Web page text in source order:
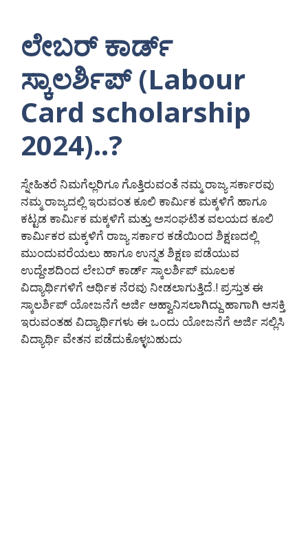
ಲೇಬರ್ ಕಾರ್ಡ್
ಸ್ಕಾಲರ್ಶಿಪ್ (Labour
Card scholarship
2024)..?
ಸ್ನೇಹಿತರೆ ನಿಮಗೆಲ್ಲರಿಗೂ ಗೊತ್ತಿರುವಂತೆ ನಮ್ಮ ರಾಜ್ಯ ಸರ್ಕಾರವು
ನಮ್ಮ ರಾಜ್ಯದಲ್ಲಿ ಇರುವಂತ ಕೂಲಿ ಕಾರ್ಮಿಕ ಮಕ್ಕಳಿಗೆ ಹಾಗೂ
ಕಟ್ಟಡ ಕಾರ್ಮಿಕ ಮಕ್ಕಳಿಗೆ ಮತ್ತು ಅಸಂಘಟಿತ ವಲಯದ ಕೂಲಿ
ಕಾರ್ಮಿಕರ ಮಕ್ಕಳಿಗೆ ರಾಜ್ಯ ಸರ್ಕಾರ ಕಡೆಯಿಂದ ಶಿಕ್ಷಣದಲ್ಲಿ
ಮುಂದುವರೆಯಲು ಹಾಗೂ ಉನ್ನತ ಶಿಕ್ಷಣ ಪಡೆಯುವ
ಉದ್ದೇಶದಿಂದ ಲೇಬರ್ ಕಾರ್ಡ್ ಸ್ಕಾಲರ್ಶಿಪ್ ಮೂಲಕ
ವಿದ್ಯಾರ್ಥಿಗಳಿಗೆ ಆರ್ಥಿಕ ನೆರವು ನೀಡಲಾಗುತ್ತಿದೆ.! ಪ್ರಸ್ತುತ ಈ
ಸ್ಕಾಲರ್ಶಿಪ್ ಯೋಜನೆಗೆ ಅರ್ಜಿ ಆಹ್ವಾನಿಸಲಾಗಿದ್ದು ಹಾಗಾಗಿ ಆಸಕ್ತಿ
ಇರುವಂತಹ ವಿದ್ಯಾರ್ಥಿಗಳು ಈ ಒಂದು ಯೋಜನೆಗೆ ಅರ್ಜಿ ಸಲ್ಲಿಸಿ
ವಿದ್ಯಾರ್ಥಿ ವೇತನ ಪಡೆದುಕೊಳ್ಳಬಹುದು